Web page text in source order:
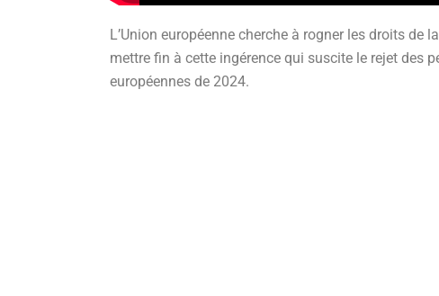
L’Union européenne cherche à rogner les droits de
mettre fin à cette ingérence qui suscite le rejet des
européennes de 2024.